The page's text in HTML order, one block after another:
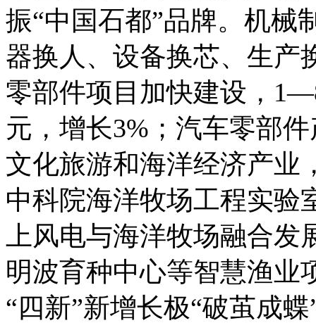
振“中国石都”品牌。机械
器换人、设备换芯、生产
零部件项目加快建设，
元，增长3%；汽车零部
文化旅游和海洋经济产业
中科院海洋牧场工程实验
上风电与海洋牧场融合
明波育种中心等智慧渔业
“四新”新增长极“破茧成